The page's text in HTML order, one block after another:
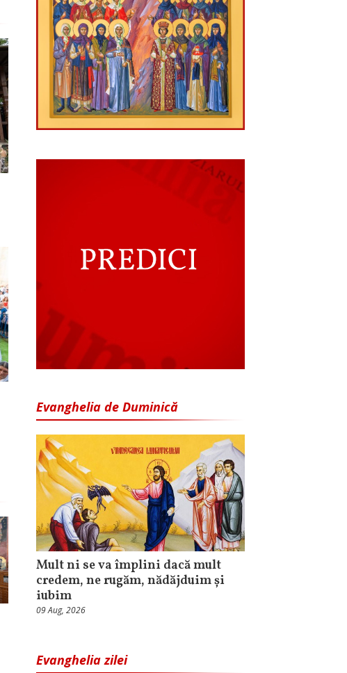
Evanghelia de Duminică
Mult ni se va împlini dacă mult
credem, ne rugăm, nădăjduim și
iubim
09 Aug, 2026
Evanghelia zilei